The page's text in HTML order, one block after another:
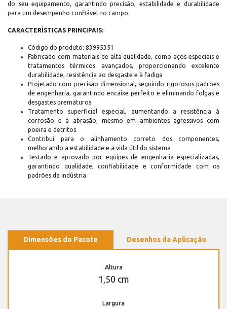
do seu equipamento, garantindo precisão, estabilidade e durabilidade
para um desempenho confiável no campo.
CARACTERÍSTICAS PRINCIPAIS:
Código do produto: 83995351
Fabricado com materiais de alta qualidade, como aços especiais e
tratamentos térmicos avançados, proporcionando excelente
durabilidade, resistência ao desgaste e à fadiga
Projetado com precisão dimensional, seguindo rigorosos padrões
de engenharia, garantindo encaixe perfeito e eliminando folgas e
desgastes prematuros
Tratamento superficial especial, aumentando a resistência à
corrosão e à abrasão, mesmo em ambientes agressivos com
poeira e detritos
Contribui para o alinhamento correto dos componentes,
melhorando a estabilidade e a vida útil do sistema
Testado e aprovado por equipes de engenharia especializadas,
garantindo qualidade, confiabilidade e conformidade com os
padrões da indústria
Dimensões do Pacote Desenhos da Aplicação
Altura
1,50 cm
Largura